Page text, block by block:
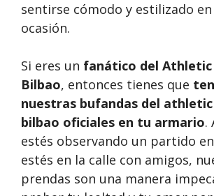
sentirse cómodo y estilizado
ocasión.
Si eres un fanático del Athletic
Bilbao, entonces tienes que
nuestras bufandas del athletic
bilbao oficiales en tu armario.
estés observando un partido
estés en la calle con amigos,
prendas son una manera